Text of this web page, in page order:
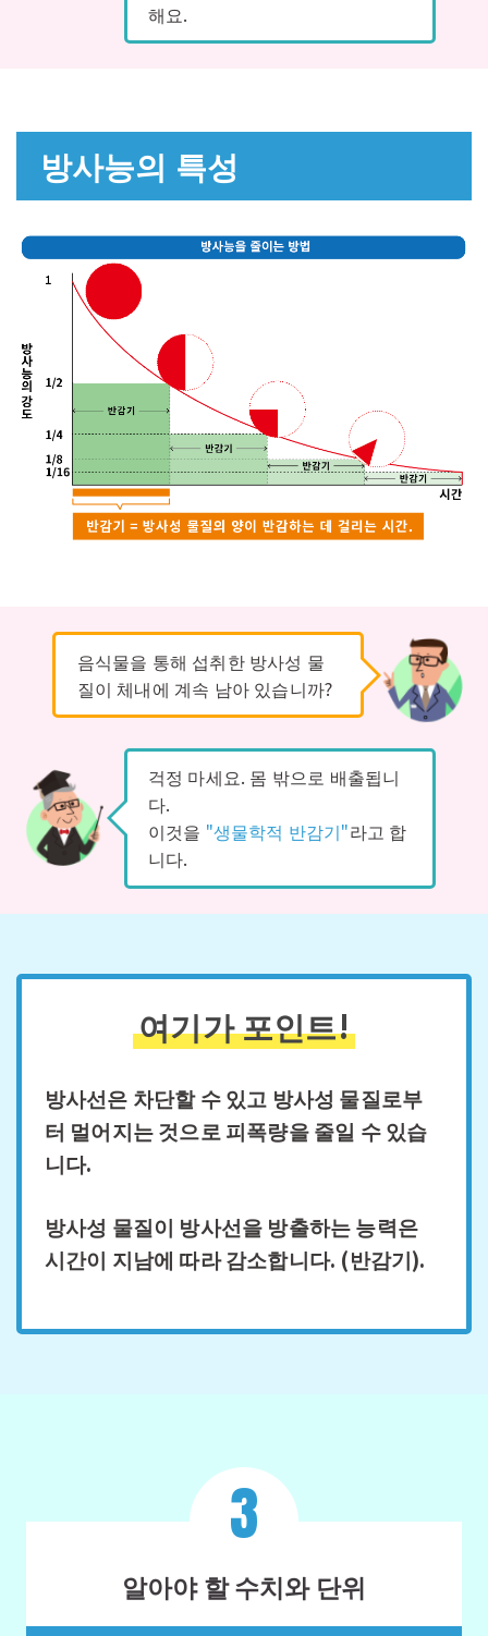
해요.
방사능의 특성
음식물을 통해 섭취한 방사성 물
질이 체내에 계속 남아 있습니까?
걱정 마세요. 몸 밖으로 배출됩니
다.
이것을 "생물학적 반감기"라고 합
니다.
여기가 포인트!
방사선은 차단할 수 있고 방사성 물질로부
터 멀어지는 것으로 피폭량을 줄일 수 있습
니다.
방사성 물질이 방사선을 방출하는 능력은
시간이 지남에 따라 감소합니다. (반감기).
3
알아야 할 수치와 단위